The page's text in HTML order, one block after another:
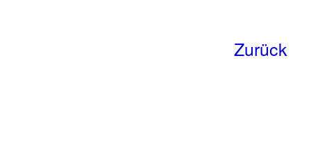
Zurück